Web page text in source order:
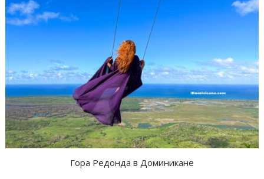
Гора Редонда в Доминикане